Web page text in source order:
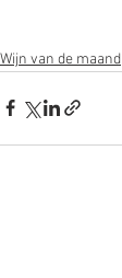
Wijn van de maand